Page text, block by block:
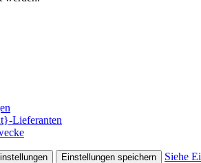
Lieferanten
Einstellungen speichern Siehe